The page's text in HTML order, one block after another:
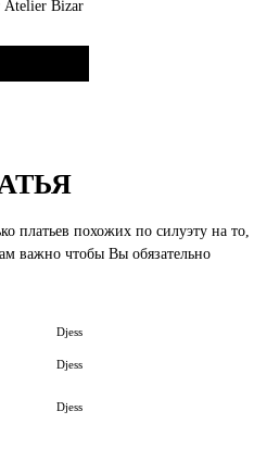
Atelier Bizar
платьев похожих по силуэту на то,
важно чтобы Вы обязательно
Djess
Djess
Djess